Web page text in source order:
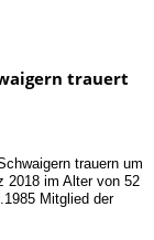
trauert
trauern um
2018 im Alter von 52
Mitglied der